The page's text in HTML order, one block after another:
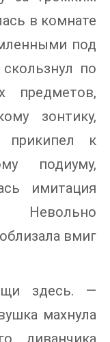
в комнате
под
по
предметов,
зонтику,
прикипел к
подиуму,
имитация
вмиг
здесь. —
махнула
диванчика